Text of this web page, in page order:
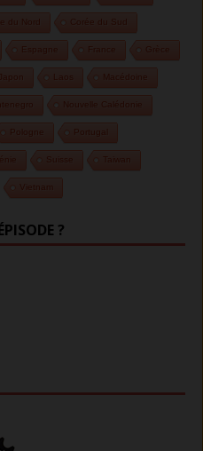
du Nord Corée du Sud
Espagne France Grèce
Macédoine
Nouvelle Calédonie
Pologne Portugal
Suisse Taiwan
Vietnam
?